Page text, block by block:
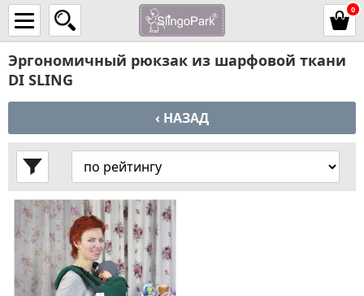
0
Эргономичный рюкзак из шарфовой ткани
DI SLING
‹ НАЗАД